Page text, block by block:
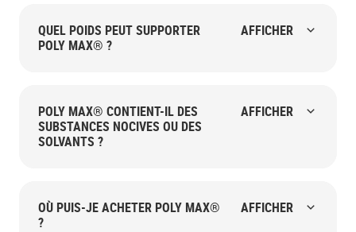
QUEL POIDS PEUT SUPPORTER
POLY MAX® ?
AFFICHER
POLY MAX® CONTIENT-IL DES
SUBSTANCES NOCIVES OU DES
SOLVANTS ?
AFFICHER
OÙ PUIS-JE ACHETER POLY MAX®
?
AFFICHER